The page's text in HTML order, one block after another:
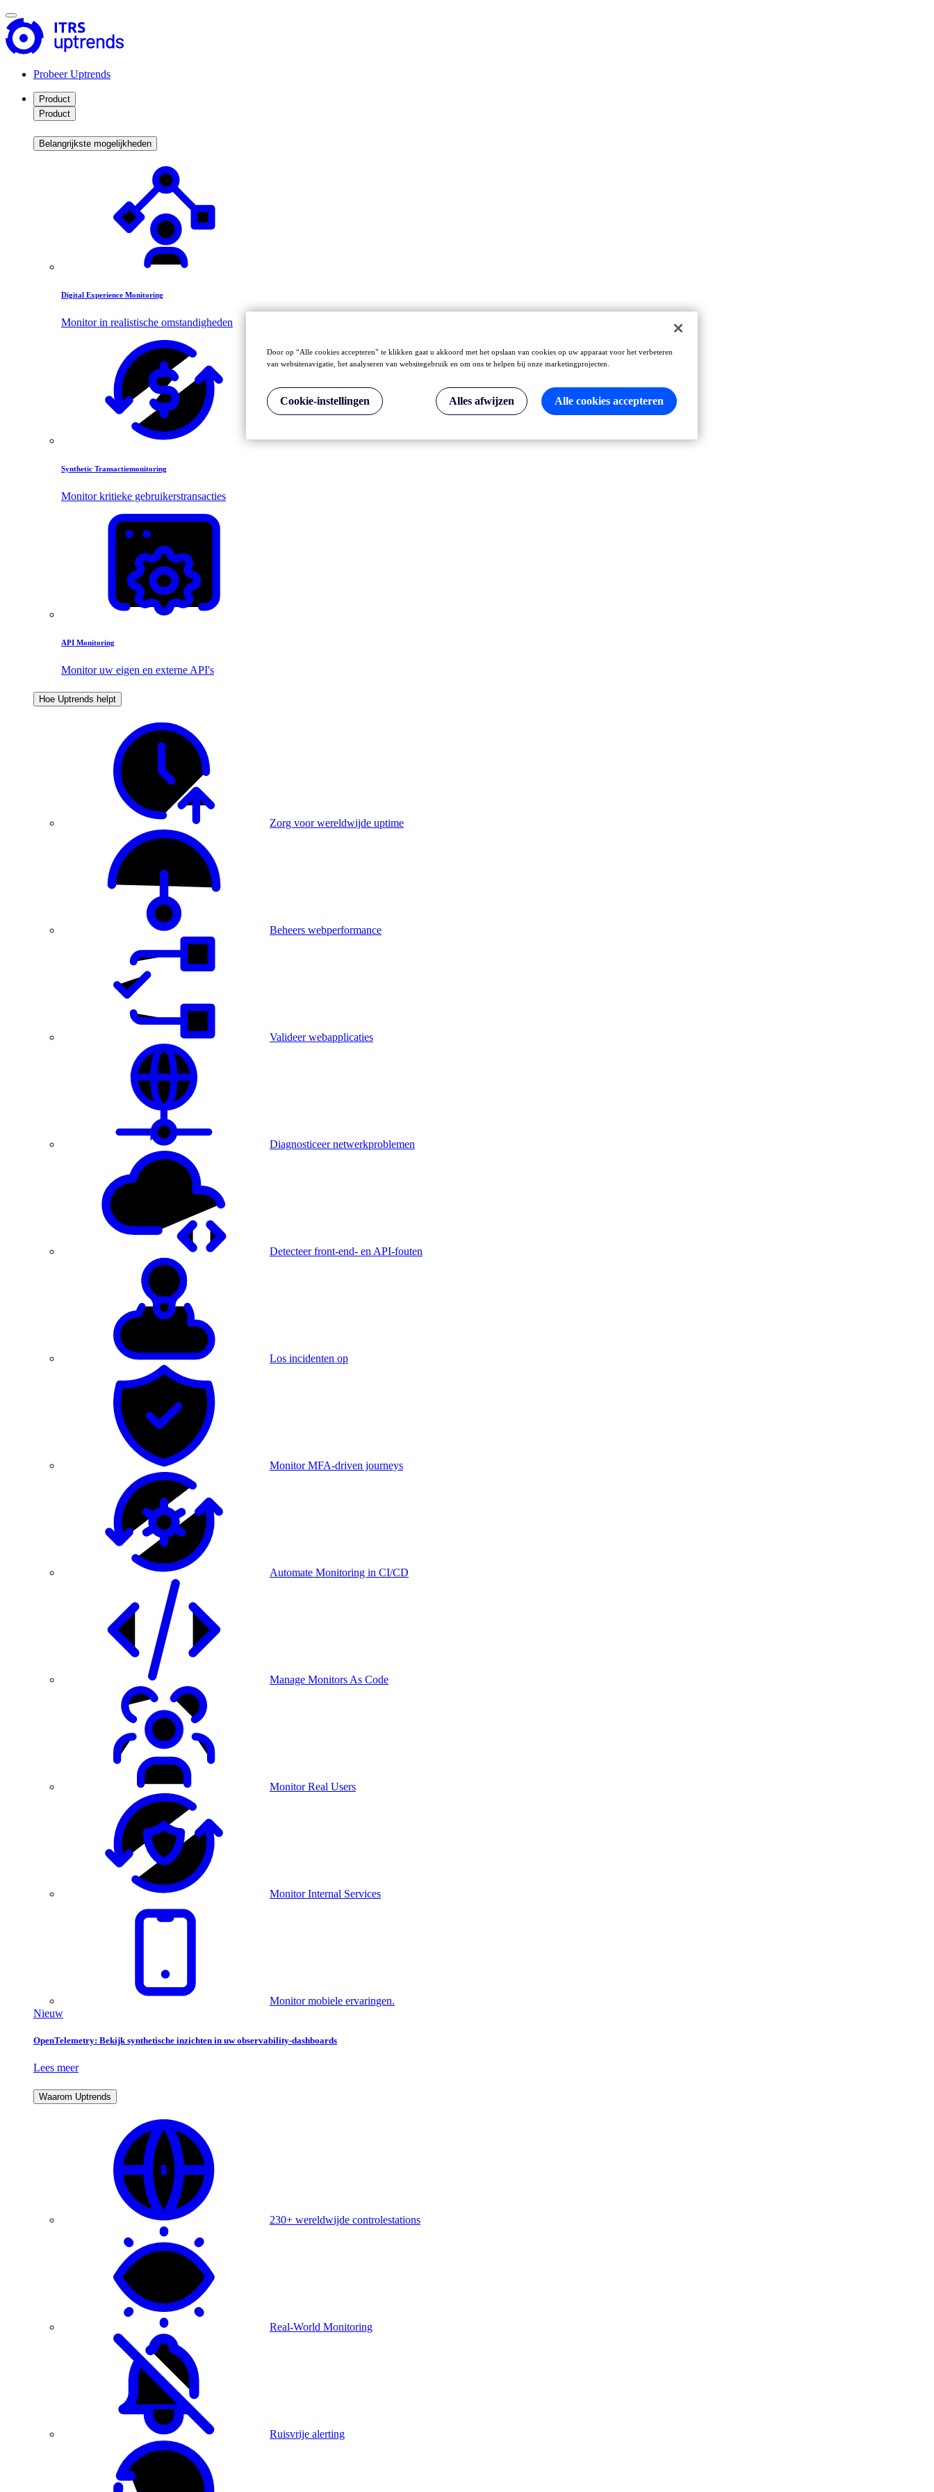
Probeer Uptrends
Product
Product
Belangrijkste mogelijkheden
Digital Experience Monitoring
Monitor in realistische omstandigheden
Synthetic Transactiemonitoring
Monitor kritieke gebruikerstransacties
API Monitoring
Monitor uw eigen en externe API's
Hoe Uptrends helpt
Zorg voor wereldwijde uptime
Beheers webperformance
Valideer webapplicaties
Diagnosticeer netwerkproblemen
Detecteer front-end- en API-fouten
Los incidenten op
Monitor MFA-driven journeys
Automate Monitoring in CI/CD
Manage Monitors As Code
Monitor Real Users
Monitor Internal Services
Monitor mobiele ervaringen.
Nieuw
OpenTelemetry: Bekijk synthetische inzichten in uw observability-dashboards
Lees meer
Waarom Uptrends
230+ wereldwijde controlestations
Real-World Monitoring
Ruisvrije alerting
Door op “Alle cookies accepteren” te klikken gaat u akkoord met het opslaan van cookies op uw apparaat voor het verbeteren
van websitenavigatie, het analyseren van websitegebruik en om ons te helpen bij onze marketingprojecten.
Cookie-instellingen Alles afwijzen Alle cookies accepteren